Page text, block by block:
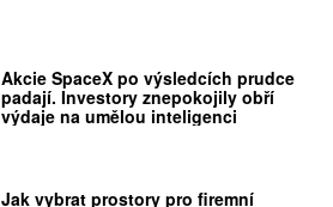
Akcie SpaceX po výsledcích prudce
padají. Investory znepokojily obří
výdaje na umělou inteligenci
Jak vybrat prostory pro firemní